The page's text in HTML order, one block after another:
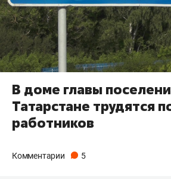
В доме главы
Татарстане трудятся
работников
Комментарии 5